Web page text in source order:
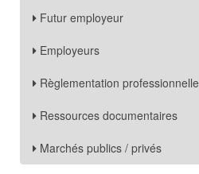
Futur employeur
Employeurs
Règlementation professionnelle
Ressources documentaires
Marchés publics / privés